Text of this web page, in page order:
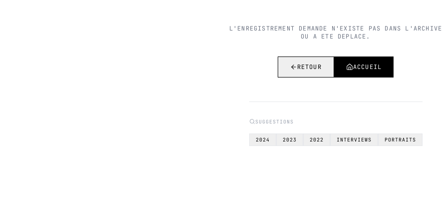
L'ENREGISTREMENT DEMANDE N'EXISTE PAS DANS L'ARCHIVE
OU A ETE DEPLACE.
RETOUR ACCUEIL
SUGGESTIONS
2024 2023 2022 INTERVIEWS PORTRAITS